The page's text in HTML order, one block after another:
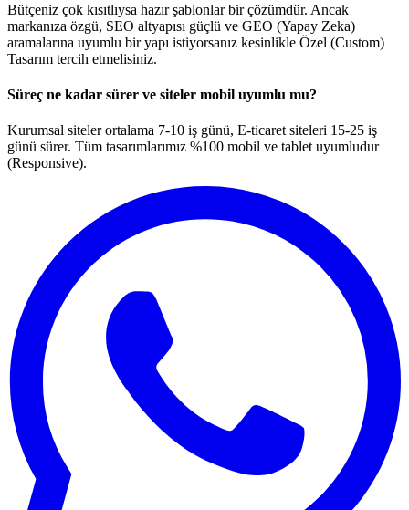
Bütçeniz çok kısıtlıysa hazır şablonlar bir çözümdür. Ancak
markanıza özgü, SEO altyapısı güçlü ve GEO (Yapay Zeka)
aramalarına uyumlu bir yapı istiyorsanız kesinlikle Özel (Custom)
Tasarım tercih etmelisiniz.
Süreç ne kadar sürer ve siteler mobil uyumlu mu?
Kurumsal siteler ortalama 7-10 iş günü, E-ticaret siteleri 15-25 iş
günü sürer. Tüm tasarımlarımız %100 mobil ve tablet uyumludur
(Responsive).